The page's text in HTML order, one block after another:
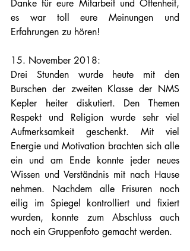
Danke für eure Mitarbeit und Offenheit,
es war toll eure Meinungen und
Erfahrungen zu hören!
15. November 2018:
Drei Stunden wurde heute mit den
Burschen der zweiten Klasse der NMS
Kepler heiter diskutiert. Den Themen
Respekt und Religion wurde sehr viel
Aufmerksamkeit geschenkt. Mit viel
Energie und Motivation brachten sich alle
ein und am Ende konnte jeder neues
Wissen und Verständnis mit nach Hause
nehmen. Nachdem alle Frisuren noch
eilig im Spiegel kontrolliert und fixiert
wurden, konnte zum Abschluss auch
noch ein Gruppenfoto gemacht werden.